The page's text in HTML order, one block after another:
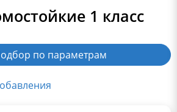
1 класс
по параметрам